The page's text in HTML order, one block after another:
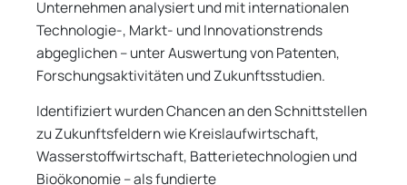
Unternehmen analysiert und mit internationalen
Technologie-, Markt- und Innovationstrends
abgeglichen – unter Auswertung von Patenten,
Forschungsaktivitäten und Zukunftsstudien.
Identifiziert wurden Chancen an den Schnittstellen
zu Zukunftsfeldern wie Kreislaufwirtschaft,
Wasserstoffwirtschaft, Batterietechnologien und
Bioökonomie – als fundierte